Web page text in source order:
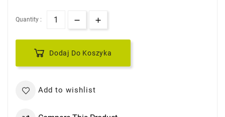
Quantity :
Dodaj Do Koszyka
Add to wishlist